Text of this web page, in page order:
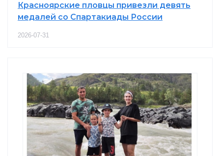
Красноярские пловцы привезли девять
медалей со Спартакиады России
2026-07-31